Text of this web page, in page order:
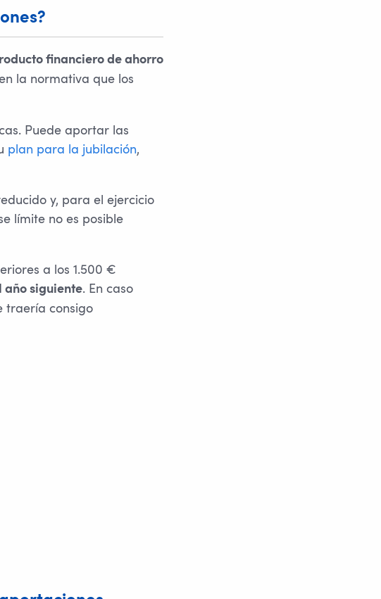
financiero de ahorro
la normativa que los
Puede aportar las
plan para la jubilación,
y, para el ejercicio
límite no es posible
a los 1.500 €
año siguiente. En caso
traería consigo